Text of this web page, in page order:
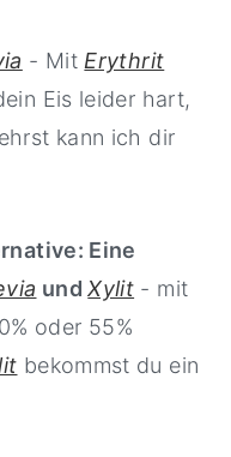
- Mit Erythrit
Eis leider hart,
kann ich dir
Eine
undXylit - mit
oder 55%
bekommst du ein